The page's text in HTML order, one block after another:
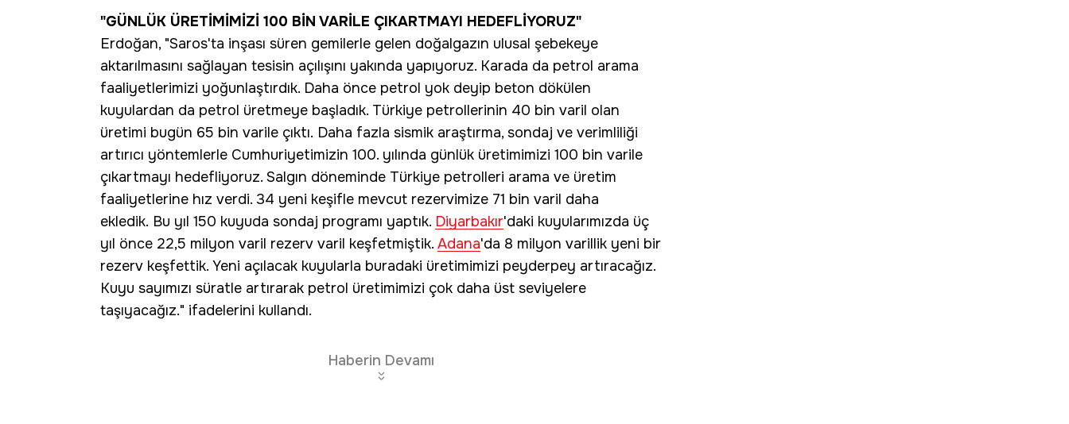
"GÜNLÜK ÜRETİMİMİZİ 100 BİN VARİLE ÇIKARTMAYI HEDEFLİYORUZ"
Erdoğan, "Saros'ta inşası süren gemilerle gelen doğalgazın ulusal şebekeye
aktarılmasını sağlayan tesisin açılışını yakında yapıyoruz. Karada da petrol arama
faaliyetlerimizi yoğunlaştırdık. Daha önce petrol yok deyip beton dökülen
kuyulardan da petrol üretmeye başladık. Türkiye petrollerinin 40 bin varil olan
üretimi bugün 65 bin varile çıktı. Daha fazla sismik araştırma, sondaj ve verimliliği
artırıcı yöntemlerle Cumhuriyetimizin 100. yılında günlük üretimimizi 100 bin varile
çıkartmayı hedefliyoruz. Salgın döneminde Türkiye petrolleri arama ve üretim
faaliyetlerine hız verdi. 34 yeni keşifle mevcut rezervimize 71 bin varil daha
ekledik. Bu yıl 150 kuyuda sondaj programı yaptık. Diyarbakır'daki kuyularımızda üç
yıl önce 22,5 milyon varil rezerv varil keşfetmiştik. Adana'da 8 milyon varillik yeni bir
rezerv keşfettik. Yeni açılacak kuyularla buradaki üretimimizi peyderpey artıracağız.
Kuyu sayımızı süratle artırarak petrol üretimimizi çok daha üst seviyelere
taşıyacağız." ifadelerini kullandı.
Haberin Devamı